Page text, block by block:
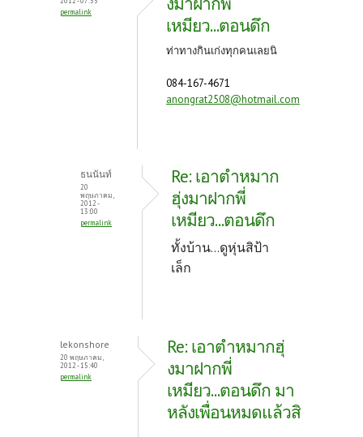
permalink
เหมียว...ตอนดึก
ท่าทางกินเก่งทุกคนเลยนิ
084-167-4671
anongrat2508@hotmail.com
ธนนันท์
20
พฤษภาคม,
2012 -
13:00
permalink
Re: เอาตำหมาก
ฮุ่งมาฝากพี่
เหมียว...ตอนดึก
ทั้งบ้าน...ดูหุ่นสิป้า
เล็ก
lekonshore
20 พฤษภาคม,
2012 - 15:40
permalink
Re: เอาตำหมากฮุ่
งมาฝากพี่
เหมียว...ตอนดึก มา
หลังเพื่อนหมดแล้วสิ